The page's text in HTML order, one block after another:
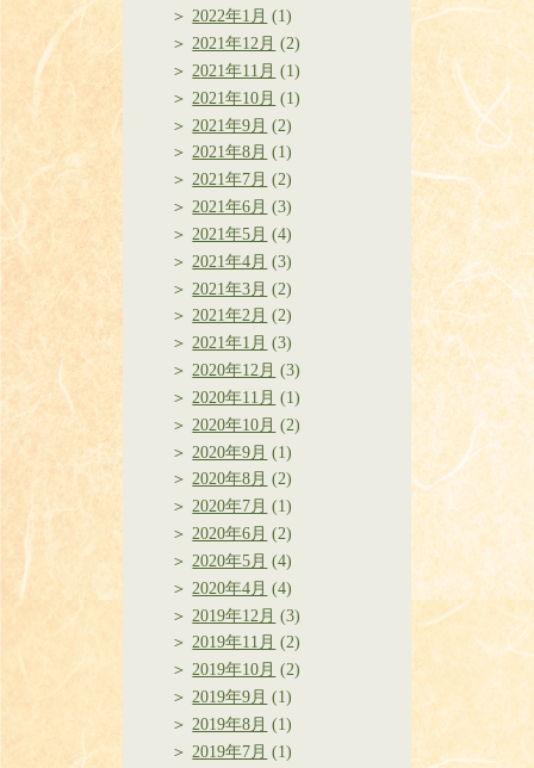
2022年1月 (1)
2021年12月 (2)
2021年11月 (1)
2021年10月 (1)
2021年9月 (2)
2021年8月 (1)
2021年7月 (2)
2021年6月 (3)
2021年5月 (4)
2021年4月 (3)
2021年3月 (2)
2021年2月 (2)
2021年1月 (3)
2020年12月 (3)
2020年11月 (1)
2020年10月 (2)
2020年9月 (1)
2020年8月 (2)
2020年7月 (1)
2020年6月 (2)
2020年5月 (4)
2020年4月 (4)
2019年12月 (3)
2019年11月 (2)
2019年10月 (2)
2019年9月 (1)
2019年8月 (1)
2019年7月 (1)